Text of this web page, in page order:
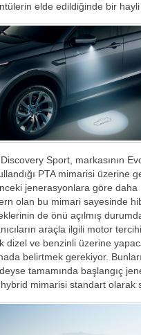
elde edildiğinde bir hayli
Sport, markasının
PTA mimarisi üzerine
jenerasyonlara göre daha
olan bu mimari sayesinde
de önü açılmış
araçla ilgili motor
dizel ve benzinli üzerine
belirtmek gerekiyor.
tamamında başlangıç
mimarisi standart olarak